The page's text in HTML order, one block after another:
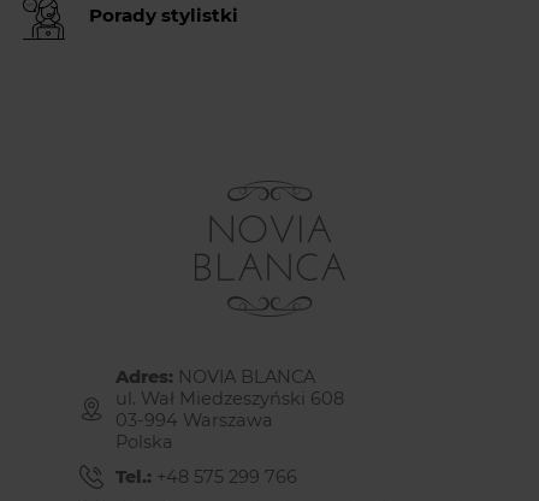
Porady stylistki
Adres: NOVIA BLANCA
ul. Wał Miedzeszyński 608
03-994 Warszawa
Polska
Tel.: +48 575 299 766